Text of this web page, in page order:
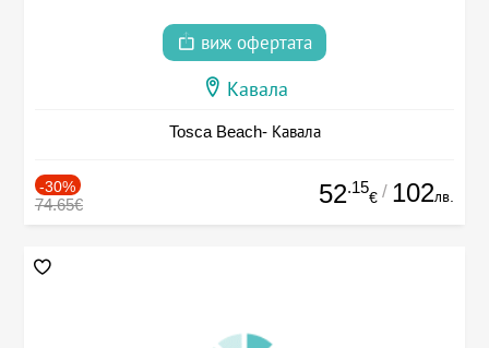
виж офертата
Кавала
Tosca Beach- Кавала
-30%
74.65€ 52.15
€ / 102лв.